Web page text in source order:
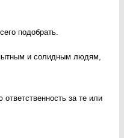
подобрать.
и солидным людям,
за те или